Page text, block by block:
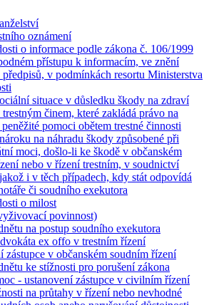
oznámení
o informace podle zákona č. 106/1999
přístupu k informacím, ve znění
předpisů, v podmínkách resortu Ministerstva
situace v důsledku škody na zdraví
trestným činem, které zakládá právo na
pomoci obětem trestné činnosti
na náhradu škody způsobené při
moci, došlo-li ke škodě v občanském
nebo v řízení trestním, v soudnictví
i v těch případech, kdy stát odpovídá
či soudního exekutora
o milost
povinnost)
na postup soudního exekutora
ex offo v trestním řízení
zástupce v občanském soudním řízení
ke stížnosti pro porušení zákona
- ustanovení zástupce v civilním řízení
na průtahy v řízení nebo nevhodné